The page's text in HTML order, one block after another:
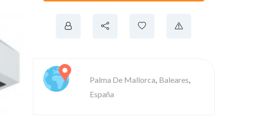
Palma De Mallorca, Baleares,
España